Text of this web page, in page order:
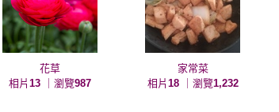
花草
相片 13 ｜瀏覽987
家常菜
相片 18｜瀏覽1,232